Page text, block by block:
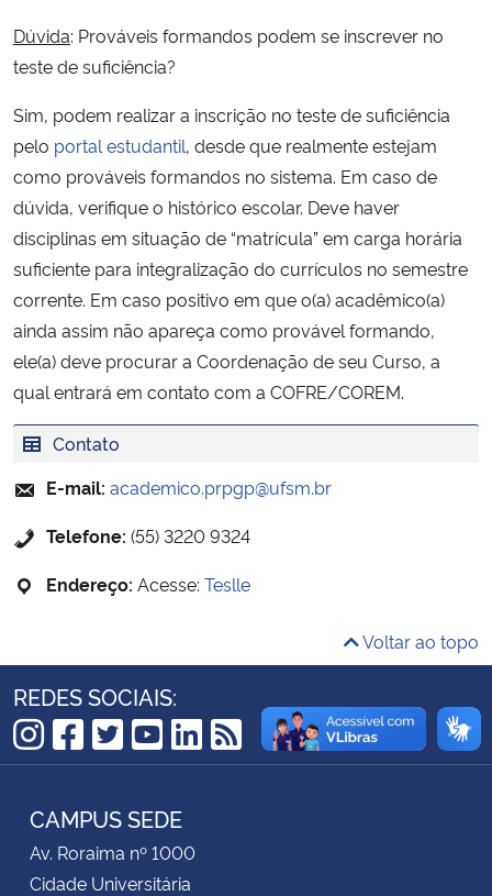
Ministério da Ciência, Tecnologia, Inovações e Comunicações
Ministério do Turismo
Ministério do Desenvolvimento Regional
Controladoria-Geral da União
Ministério da Mulher, da Família e dos Direitos Humanos
Secretaria-Geral
Secretaria de Governo
Gabinete de Segurança Institucional
Advocacia-Geral da União
Planalto
Dúvida: Prováveis formandos podem se inscrever no
teste de suficiência?
Sim, podem realizar a inscrição no teste de suficiência
pelo portal estudantil, desde que realmente estejam
como prováveis formandos no sistema. Em caso de
dúvida, verifique o histórico escolar. Deve haver
disciplinas em situação de “matrícula” em carga horária
suficiente para integralização do currículos no semestre
corrente. Em caso positivo em que o(a) acadêmico(a)
ainda assim não apareça como provável formando,
ele(a) deve procurar a Coordenação de seu Curso, a
qual entrará em contato com a COFRE/COREM.
Contato
E-mail: academico.prpgp@ufsm.br
Telefone: (55) 3220 9324
Endereço: Acesse: Teslle
Voltar ao topo
REDES SOCIAIS:
Instagram
Facebook
Twitter
YouTube
LinkedIn
RSS
CAMPUS SEDE
Av. Roraima nº 1000
Cidade Universitária